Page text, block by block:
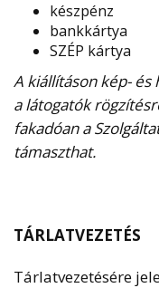
készpénz
bankkártya
SZÉP kártya
A kiállításon kép-
a látogatók
fakadóan a
támaszthat.
TÁRLATVEZETÉS
Tárlatvezetésére